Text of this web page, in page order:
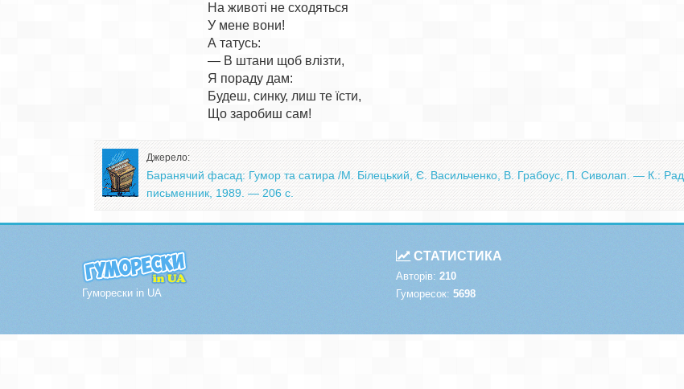
На животі не сходяться
У мене вони!
А татусь:
— В штани щоб влізти,
Я пораду дам:
Будеш, синку, лиш те їсти,
Джерело:
Баранячий фасад: Гумор та сатира /М. Білецький, Є. Васильченко, В. Грабоус, П. Сиволап. — К.: Рад.
письменник, 1989. — 206 с.
Гуморески in UA
СТАТИСТИКА
Авторів: 210
Гуморесок: 5698